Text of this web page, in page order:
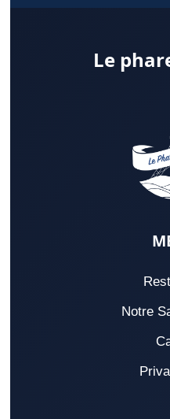
Le
Notre